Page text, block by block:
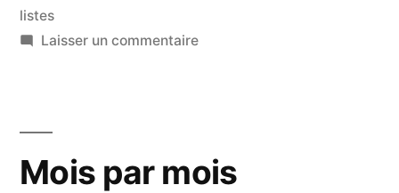
listes
Laisser un commentairesur
2005
Mois par mois